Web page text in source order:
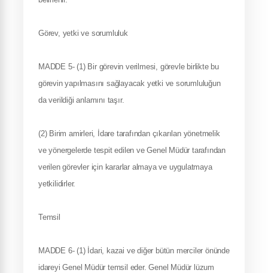
Görev, yetki ve sorumluluk
MADDE 5- (1) Bir görevin verilmesi, görevle birlikte bu
görevin yapılmasını sağlayacak yetki ve sorumluluğun
da verildiği anlamını taşır.
(2) Birim amirleri, İdare tarafından çıkarılan yönetmelik
ve yönergelerde tespit edilen ve Genel Müdür tarafından
verilen görevler için kararlar almaya ve uygulatmaya
yetkilidirler.
Temsil
MADDE 6- (1) İdari, kazai ve diğer bütün merciler önünde
idareyi Genel Müdür temsil eder. Genel Müdür lüzum